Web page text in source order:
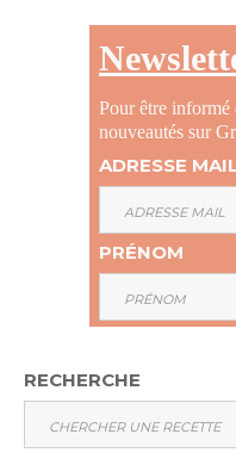
Pour être informé
nouveautés sur
ADRESSE
PRÉNOM
RECHERCHE